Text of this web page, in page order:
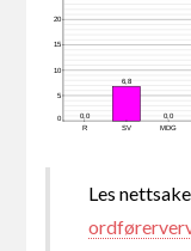
0,0
6,8
0,0
R SV MDG
0
5
10
15
20
Les